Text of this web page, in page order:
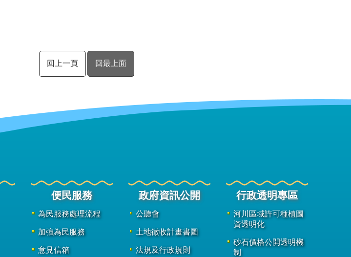
回上一頁 回最上面
便民服務
為民服務處理流程
加強為民服務
意見信箱
政府資訊公開
公聽會
土地徵收計畫書圖
法規及行政規則
行政透明專區
河川區域許可種植圖
資透明化
砂石價格公開透明機
制